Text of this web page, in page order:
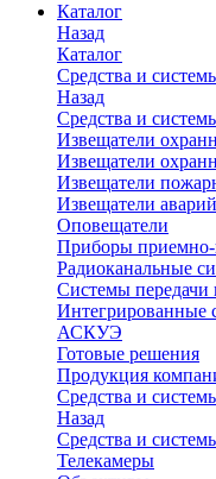
Каталог
Назад
Каталог
Средства и
Назад
Средства и
Извещатели
Извещатели
Извещатели
Извещатели
Оповещатели
Приборы приемно-
Радиоканальные
Системы передачи
Интегрированные
АСКУЭ
Готовые решения
Продукция
Средства и
Назад
Средства и
Телекамеры